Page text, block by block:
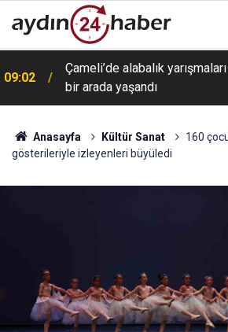
09:02
Çameli’de alabalık
bir arada yaşandı
Anasayfa Kültür Sanat
160
gösterileriyle izleyenleri büyüledi